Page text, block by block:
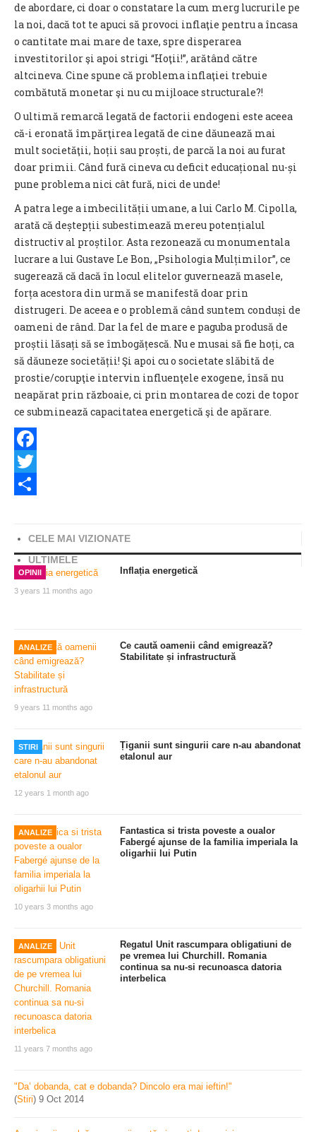
de abordare, ci doar o constatare la cum merg lucrurile pe
la noi, dacă tot te apuci să provoci inflaţie pentru a încasa
o cantitate mai mare de taxe, spre disperarea
investitorilor şi apoi strigi “Hoţii!”, arătând către
altcineva. Cine spune că problema inflaţiei trebuie
combătută monetar şi nu cu mijloace structurale?!
O ultimă remarcă legată de factorii endogeni este aceea
că-i eronată împărţirea legată de cine dăunează mai
mult societăţii, hoții sau proști, de parcă la noi au furat
doar primii. Când fură cineva cu deficit educațional nu-și
pune problema nici cât fură, nici de unde!
A patra lege a imbecilității umane, a lui Carlo M. Cipolla,
arată că deștepții subestimează mereu potențialul
distructiv al proștilor. Asta rezonează cu monumentala
lucrare a lui Gustave Le Bon, „Psihologia Mulțimilor”, ce
sugerează că dacă în locul elitelor guvernează masele,
forța acestora din urmă se manifestă doar prin
distrugeri. De aceea e o problemă când suntem conduși de
oameni de rând. Dar la fel de mare e paguba produsă de
proștii lăsați să se îmbogățescă. Nu e musai să fie hoți, ca
să dăuneze societății! Şi apoi cu o societate slăbită de
prostie/corupţie intervin influenţele exogene, însă nu
neapărat prin războaie, ci prin montarea de cozi de topor
ce subminează capacitatea energetică şi de apărare.
Facebook
Twitter
CELE MAI VIZIONATE
ULTIMELE
OPINII
3 years 11 months ago
Inflația energetică
ANALIZE
9 years 11 months ago
Ce caută oamenii când emigrează?
Stabilitate și infrastructură
STIRI
12 years 1 month ago
Țiganii sunt singurii care n-au abandonat
etalonul aur
ANALIZE
10 years 3 months ago
Fantastica si trista poveste a oualor
Fabergé ajunse de la familia imperiala la
oligarhii lui Putin
ANALIZE
11 years 7 months ago
Regatul Unit rascumpara obligatiuni de
pe vremea lui Churchill. Romania
continua sa nu-si recunoasca datoria
interbelica
"Da’ dobanda, cat e dobanda? Dincolo era mai ieftin!"
(Stiri) 9 Oct 2014